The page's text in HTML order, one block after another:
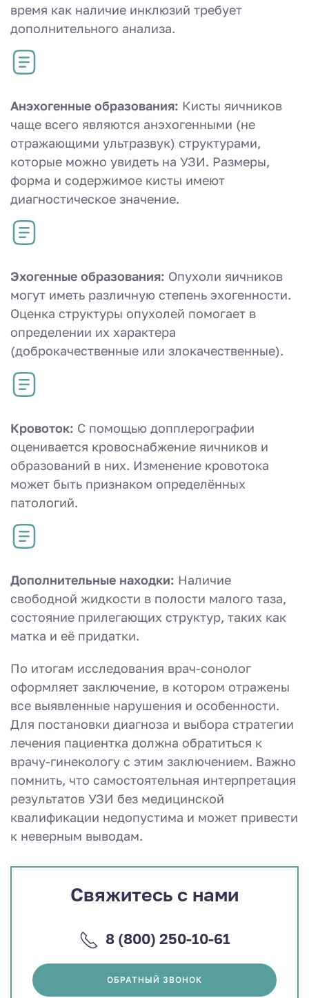
время как наличие инклюзий требует
дополнительного анализа.
Анэхогенные образования: Кисты яичников
чаще всего являются анэхогенными (не
отражающими ультразвук) структурами,
которые можно увидеть на УЗИ. Размеры,
форма и содержимое кисты имеют
диагностическое значение.
Эхогенные образования: Опухоли яичников
могут иметь различную степень эхогенности.
Оценка структуры опухолей помогает в
определении их характера
(доброкачественные или злокачественные).
Кровоток: С помощью допплерографии
оценивается кровоснабжение яичников и
образований в них. Изменение кровотока
может быть признаком определённых
патологий.
Дополнительные находки: Наличие
свободной жидкости в полости малого таза,
состояние прилегающих структур, таких как
матка и её придатки.
По итогам исследования врач-сонолог
оформляет заключение, в котором отражены
все выявленные нарушения и особенности.
Для постановки диагноза и выбора стратегии
лечения пациентка должна обратиться к
врачу-гинекологу с этим заключением. Важно
помнить, что самостоятельная интерпретация
результатов УЗИ без медицинской
квалификации недопустима и может привести
к неверным выводам.
Свяжитесь с нами
8 (800) 250-10-61
ОБРАТНЫЙ ЗВОНОК